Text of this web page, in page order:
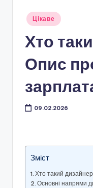
Опубліковано
у
Цікаве
Хто
Опис
09.02.2026
Зміст
Хто такий
Основні напрями